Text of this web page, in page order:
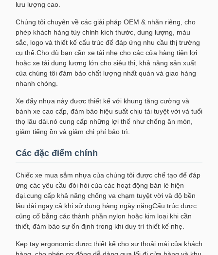
lưu lượng cao.
Chúng tôi chuyên về các giải pháp OEM & nhãn riêng, cho
phép khách hàng tùy chỉnh kích thước, dung lượng, màu
sắc, logo và thiết kế cấu trúc để đáp ứng nhu cầu thị trường
cụ thể.Cho dù bạn cần xe tải nhẹ cho các cửa hàng tiện lợi
hoặc xe tải dung lượng lớn cho siêu thị, khả năng sản xuất
của chúng tôi đảm bảo chất lượng nhất quán và giao hàng
nhanh chóng.
Xe đẩy nhựa này được thiết kế với khung tăng cường và
bánh xe cao cấp, đảm bảo hiệu suất chịu tải tuyệt vời và tuổi
thọ lâu dài.nó cung cấp những lợi thế như chống ăn mòn,
giảm tiếng ồn và giảm chi phí bảo trì.
Các đặc điểm chính
Chiếc xe mua sắm nhựa của chúng tôi được chế tạo để đáp
ứng các yêu cầu đòi hỏi của các hoạt động bán lẻ hiện
đại.cung cấp khả năng chống va chạm tuyệt vời và độ bền
lâu dài ngay cả khi sử dụng hàng ngày nặngCấu trúc được
củng cố bằng các thành phần nylon hoặc kim loại khi cần
thiết, đảm bảo sự ổn định trong khi duy trì thiết kế nhẹ.
Kẹp tay ergonomic được thiết kế cho sự thoải mái của khách